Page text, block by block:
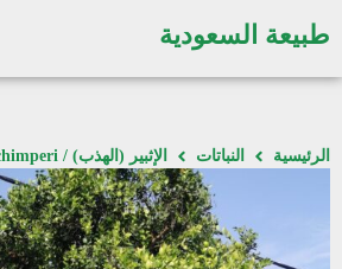
طبيعة السعودية
الرئيسية النباتات الإثبير (الهذب) / Acokanthera schimperi